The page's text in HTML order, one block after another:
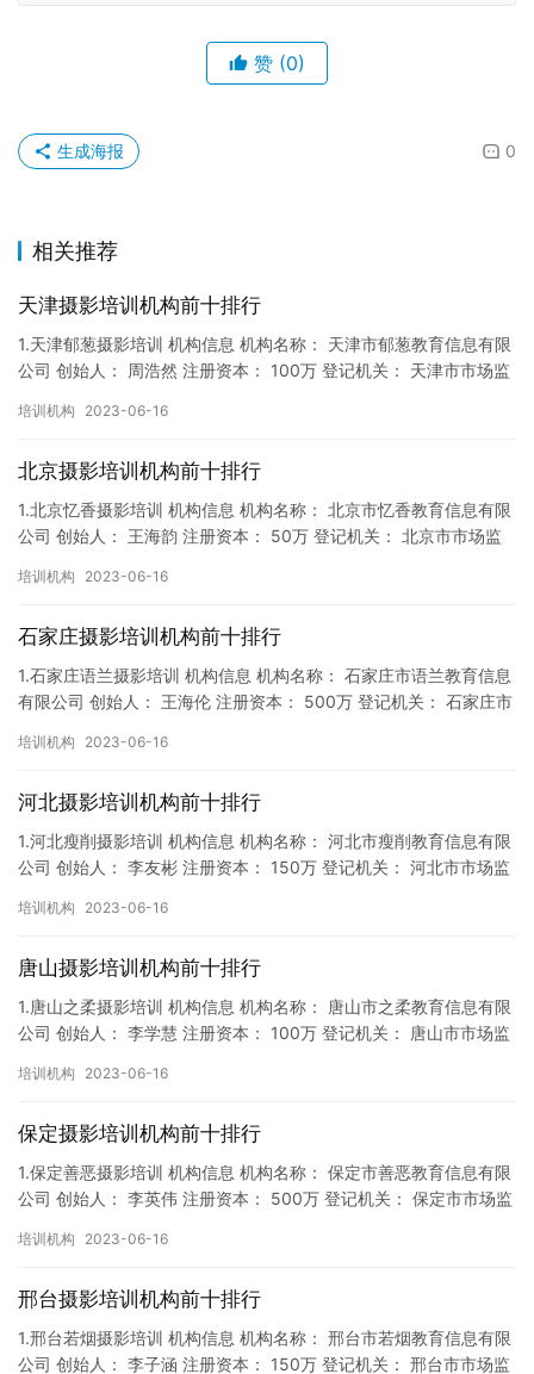
赞 (0)
0
生成海报
相关推荐
天津摄影培训机构前十排行
1.天津郁葱摄影培训 机构信息 机构名称： 天津市郁葱教育信息有限
公司 创始人： 周浩然 注册资本： 100万 登记机关： 天津市市场监
培训机构 2023-06-16
北京摄影培训机构前十排行
1.北京忆香摄影培训 机构信息 机构名称： 北京市忆香教育信息有限
公司 创始人： 王海韵 注册资本： 50万 登记机关： 北京市市场监
培训机构 2023-06-16
石家庄摄影培训机构前十排行
1.石家庄语兰摄影培训 机构信息 机构名称： 石家庄市语兰教育信息
有限公司 创始人： 王海伦 注册资本： 500万 登记机关： 石家庄市
培训机构 2023-06-16
河北摄影培训机构前十排行
1.河北瘦削摄影培训 机构信息 机构名称： 河北市瘦削教育信息有限
公司 创始人： 李友彬 注册资本： 150万 登记机关： 河北市市场监
培训机构 2023-06-16
唐山摄影培训机构前十排行
1.唐山之柔摄影培训 机构信息 机构名称： 唐山市之柔教育信息有限
公司 创始人： 李学慧 注册资本： 100万 登记机关： 唐山市市场监
培训机构 2023-06-16
保定摄影培训机构前十排行
1.保定善恶摄影培训 机构信息 机构名称： 保定市善恶教育信息有限
公司 创始人： 李英伟 注册资本： 500万 登记机关： 保定市市场监
培训机构 2023-06-16
邢台摄影培训机构前十排行
1.邢台若烟摄影培训 机构信息 机构名称： 邢台市若烟教育信息有限
公司 创始人： 李子涵 注册资本： 150万 登记机关： 邢台市市场监